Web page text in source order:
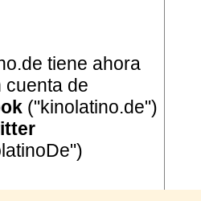
tiene ahora
cuenta de
("kinolatino.de")